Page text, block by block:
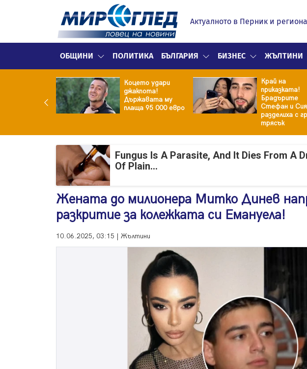
Актуалното в Перник и региона
ОБЩИНИ ПОЛИТИКА БЪЛГАРИЯ БИЗНЕС ЖЪЛТИНИ
Коцето удари
джакпота!
Държавата му
плаща 95 000 евро
Край на
приказката!
Брадърите
Стефан и
разделиха с
трясък
Fungus Is A Parasite, And It Dies From A
Of Plain...
Жената до милионера Митко Динев
разкритие за колежката си Емануела!
10.06.2025, 03:15 | Жълтини